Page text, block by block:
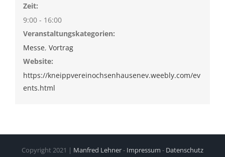
Zeit:
9:00 - 16:00
Veranstaltungskategorien:
Messe, Vortrag
Website:
https://kneippvereinochsenhausenev.weebly.com/ev
ents.html
Copyright 2021 | Manfred Lehner- Impressum - Datenschutz